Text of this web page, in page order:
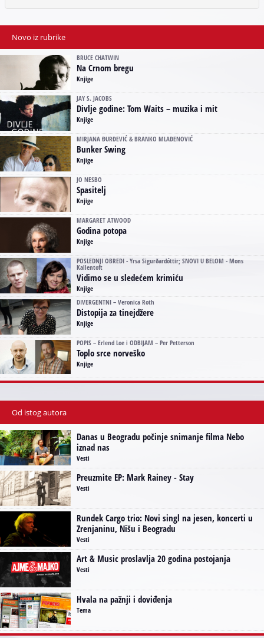
Novo iz rubrike
BRUCE CHATWIN
Na Crnom bregu
Knjige
JAY S. JACOBS
Divlje godine: Tom Waits – muzika i mit
Knjige
MIRJANA ĐURĐEVIĆ & BRANKO MLAĐENOVIĆ
Bunker Swing
Knjige
JO NESBO
Spasitelj
Knjige
MARGARET ATWOOD
Godina potopa
Knjige
POSLEDNJI OBREDI - Yrsa Sigurðardóttir; SNOVI U BELOM - Mons
Kallentoft
Vidimo se u sledećem krimiću
Knjige
DIVERGENTNI – Veronica Roth
Distopija za tinejdžere
Knjige
POPIS – Erlend Loe i ODBIJAM – Per Petterson
Toplo srce norveško
Knjige
Od istog autora
Danas u Beogradu počinje snimanje filma Nebo
iznad nas
Vesti
Preuzmite EP: Mark Rainey - Stay
Vesti
Rundek Cargo trio: Novi singl na jesen, koncerti u
Zrenjaninu, Nišu i Beogradu
Vesti
Art & Music proslavlja 20 godina postojanja
Vesti
Hvala na pažnji i doviđenja
Tema